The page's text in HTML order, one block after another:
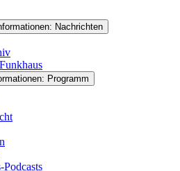
Nachrichten
Programm